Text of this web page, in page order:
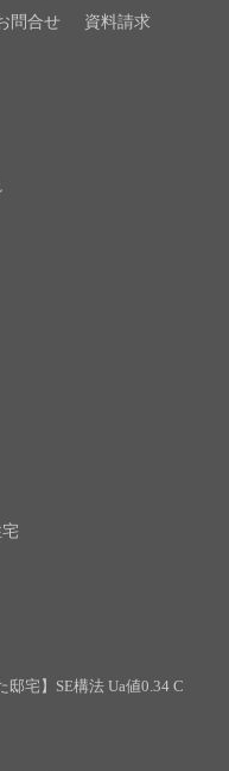
問合せ
資料請求
宅】SE構法 Ua値0.34 C